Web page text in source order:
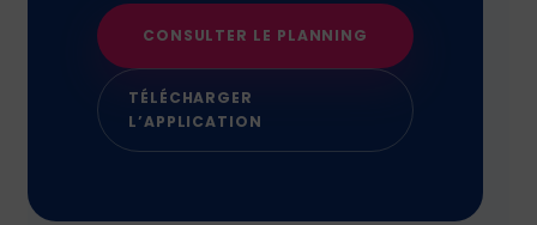
CONSULTER LE PLANNING
TÉLÉCHARGER
L’APPLICATION